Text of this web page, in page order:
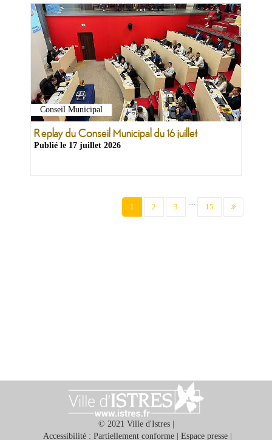
Conseil Municipal
Replay du Conseil Municipal du 16 juillet
Publié le 17 juillet 2026
1 (current)
2 3 .... 15
© 2021 Ville d'Istres |
Accessibilité : Partiellement conforme| Espace presse|